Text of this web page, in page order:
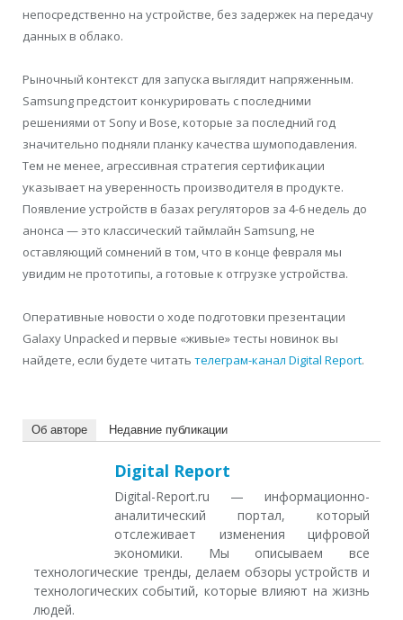
непосредственно на устройстве, без задержек на передачу
данных в облако.
Рыночный контекст для запуска выглядит напряженным.
Samsung предстоит конкурировать с последними
решениями от Sony и Bose, которые за последний год
значительно подняли планку качества шумоподавления.
Тем не менее, агрессивная стратегия сертификации
указывает на уверенность производителя в продукте.
Появление устройств в базах регуляторов за 4-6 недель до
анонса — это классический таймлайн Samsung, не
оставляющий сомнений в том, что в конце февраля мы
увидим не прототипы, а готовые к отгрузке устройства.
Оперативные новости о ходе подготовки презентации
Galaxy Unpacked и первые «живые» тесты новинок вы
найдете, если будете читать телеграм-канал Digital Report.
Об авторе Недавние публикации
Digital Report
Digital-Report.ru — информационно-
аналитический портал, который
отслеживает изменения цифровой
экономики. Мы описываем все
технологические тренды, делаем обзоры устройств и
технологических событий, которые влияют на жизнь
людей.